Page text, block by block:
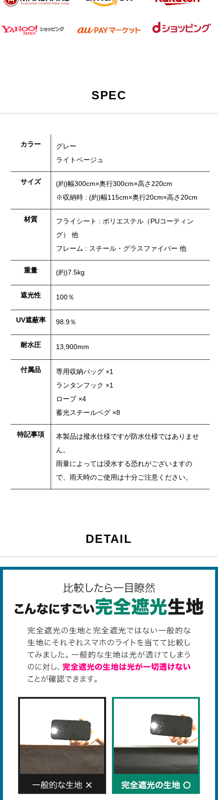
SPEC
カラー
グレー
ライトベージュ
サイズ
(約)幅300cm×奥行300cm×高さ220cm
※収納時 : (約)幅115cm×奥行20cm×高さ20cm
材質
フライシート : ポリエステル（PUコーティン
グ） 他
フレーム : スチール・グラスファイバー 他
重量 (約)7.5kg
遮光性 100％
UV遮蔽率 98.9％
耐水圧 13,900mm
付属品
専用収納バッグ ×1
ランタンフック ×1
ロープ ×4
蓄光スチールペグ ×8
特記事項
本製品は撥水仕様ですが防水仕様ではありませ
ん。
雨量によっては浸水する恐れがございますの
で、雨天時のご使用は十分ご注意ください。
DETAIL